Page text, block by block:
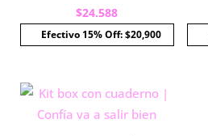
$24.588
Efectivo 15% Off: $20,900